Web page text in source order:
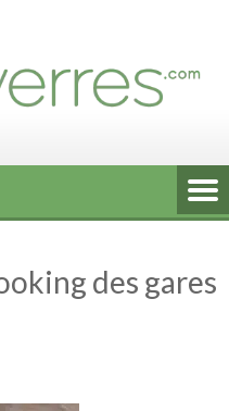
des gares